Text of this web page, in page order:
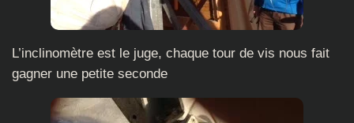
L’inclinomètre est le juge, chaque tour de vis nous fait
gagner une petite seconde